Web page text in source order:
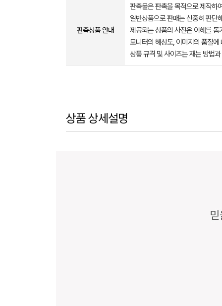
판촉상품 안내
판촉물은 판촉을 목적으로 제작하
일반상품으로 판매는 신중히 판단
제공되는 상품의 사진은 이해를
모니터의 해상도, 이미지의 품질
상품 규격 및 사이즈는 재는 방법
상품 상세설명